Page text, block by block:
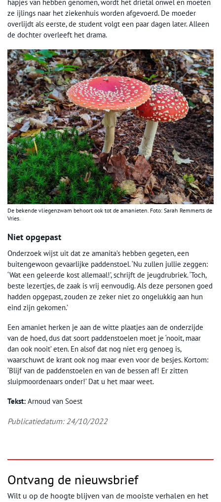
hapjes van hebben genomen, wordt het drietal onwel en moeten
ze ijlings naar het ziekenhuis worden afgevoerd. De moeder
overlijdt als eerste, de student volgt een paar dagen later. Alleen
de dochter overleeft het drama.
De bekende vliegenzwam behoort ook tot de amanieten. Foto: Sarah Remmerts de
Vries.
Niet opgepast
Onderzoek wijst uit dat ze amanita’s hebben gegeten, een
buitengewoon gevaarlijke paddenstoel. ‘Nu zullen jullie zeggen:
‘Wat een geleerde kost allemaal!’, schrijft de jeugdrubriek. ‘Toch,
beste lezertjes, de zaak is vrij eenvoudig. Als deze personen goed
hadden opgepast, zouden ze zeker niet zo ongelukkig aan hun
eind zijn gekomen.’
Een amaniet herken je aan de witte plaatjes aan de onderzijde
van de hoed, dus dat soort paddenstoelen moet je ‘nooit, maar
dan ook nooit’ eten. En alsof dat nog niet erg genoeg is,
waarschuwt de krant ook nog maar even voor de besjes. Kortom:
‘Blijf van de paddenstoelen en van de bessen af! Er zitten
sluipmoordenaars onder!’ Dat u het maar weet.
Tekst: Arnoud van Soest
Publicatiedatum: 24/10/2022
Ontvang de nieuwsbrief
Wilt u op de hoogte blijven van de mooiste verhalen en het